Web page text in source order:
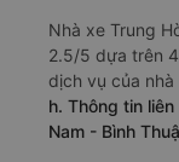
Nhà xe Trung
2.5/5 dựa trên
dịch vụ của nhà
h. Thông tin
Nam - Bình